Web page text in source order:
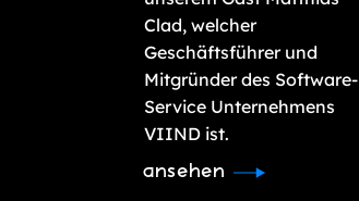
Clad, welcher
Geschäftsführer und
Mitgründer des Software-
Service Unternehmens
VIIND ist.
ansehen